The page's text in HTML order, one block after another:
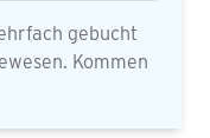
gebucht
Kommen